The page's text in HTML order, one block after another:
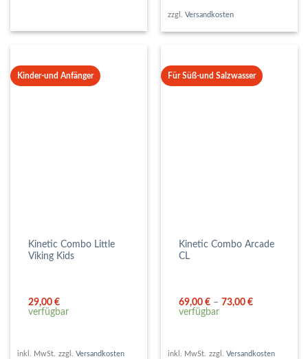
zzgl. Versandkosten
Kinder-und Anfänger
Kinetic Combo Little
Viking Kids
29,00€
verfügbar
inkl. MwSt. zzgl. Versandkosten
Für Süß-und Salzwasser
Kinetic Combo Arcade
CL
69,00€ –73,00€
verfügbar
inkl. MwSt. zzgl. Versandkosten